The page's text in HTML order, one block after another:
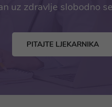
uz zdravlje slobodno
PITAJTE LJEKARNIKA